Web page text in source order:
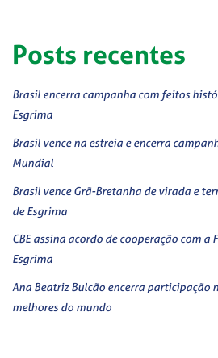
Posts recentes
Brasil encerra campanha com feitos
Esgrima
Brasil vence na estreia e encerra
Mundial
Brasil vence Grã-Bretanha de virada e
de Esgrima
CBE assina acordo de cooperação com
Esgrima
Ana Beatriz Bulcão encerra participação
melhores do mundo